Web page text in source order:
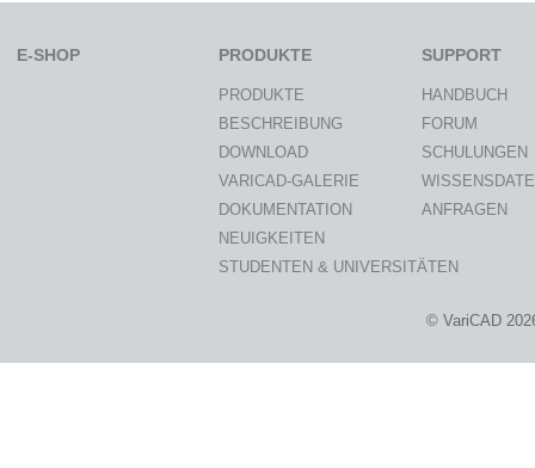
E-SHOP PRODUKTE
PRODUKTE
BESCHREIBUNG
DOWNLOAD
VARICAD-GALERIE
DOKUMENTATION
NEUIGKEITEN
STUDENTEN & UNIVERSITÄTEN
SUPPORT
HANDBUCH
FORUM
SCHULUNGEN
ANFRAGEN
© VariCAD